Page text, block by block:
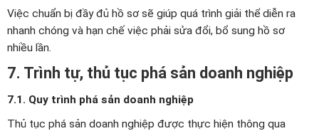
Việc chuẩn bị đầy đủ hồ sơ sẽ giúp quá trình giải thể diễn ra
nhanh chóng và hạn chế việc phải sửa đổi, bổ sung hồ sơ
nhiều lần.
7. Trình tự, thủ tục phá sản doanh nghiệp
7.1. Quy trình phá sản doanh nghiệp
Thủ tục phá sản doanh nghiệp được thực hiện thông qua